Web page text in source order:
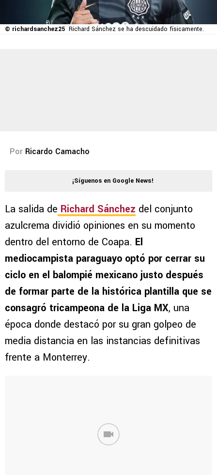
© richardsanchez25 Richard Sánchez se ha descuidado físicamente.
Por Ricardo Camacho
¡Síguenos en Google News!
La salida de Richard Sánchez del conjunto
azulcrema dividió opiniones en su momento
dentro del entorno de Coapa. El
mediocampista paraguayo optó por cerrar su
ciclo en el balompié mexicano justo después
de formar parte de la histórica plantilla que se
consagró tricampeona de la Liga MX, una
época donde destacó por su gran golpeo de
media distancia en las instancias definitivas
frente a Monterrey.